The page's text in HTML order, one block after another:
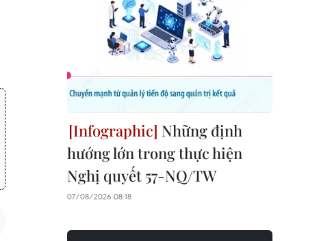
Những định
hướng lớn trong thực hiện
Nghị quyết 57-NQ/TW
07/08/2026 08:18